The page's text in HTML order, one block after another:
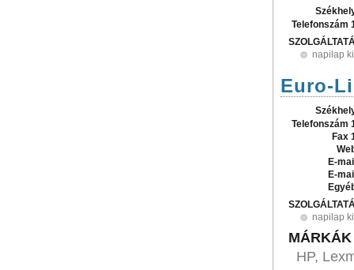
Telefonszám
napilap
Euro-
Telefonszám
Fax
E-
E-
napilap
MÁRKÁK
HP,